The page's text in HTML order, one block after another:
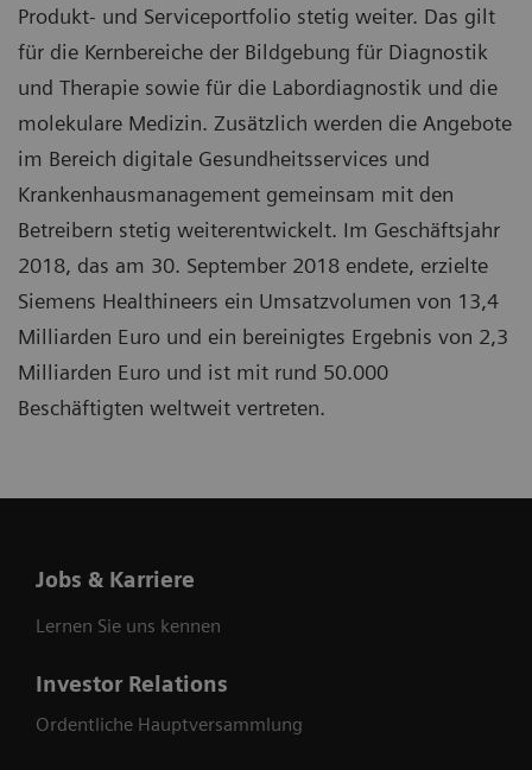
Produkt- und Serviceportfolio stetig weiter. Das gilt
für die Kernbereiche der Bildgebung für Diagnostik
und Therapie sowie für die Labordiagnostik und die
molekulare Medizin. Zusätzlich werden die Angebote
im Bereich digitale Gesundheitsservices und
Krankenhausmanagement gemeinsam mit den
Betreibern stetig weiterentwickelt. Im Geschäftsjahr
2018, das am 30. September 2018 endete, erzielte
Siemens Healthineers ein Umsatzvolumen von 13,4
Milliarden Euro und ein bereinigtes Ergebnis von 2,3
Milliarden Euro und ist mit rund 50.000
Beschäftigten weltweit vertreten.
Jobs & Karriere
Lernen Sie uns kennen
Investor Relations
Ordentliche Hauptversammlung